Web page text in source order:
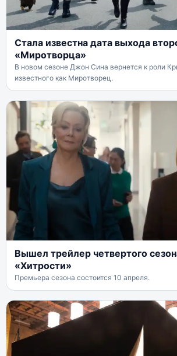
Стала известна дата выхода
«Миротворца»
В новом сезоне Джон Сина вернется к роли
известного как Миротворец.
Вышел трейлер четвертого
«Хитрости»
Премьера сезона состоится 10 апреля.